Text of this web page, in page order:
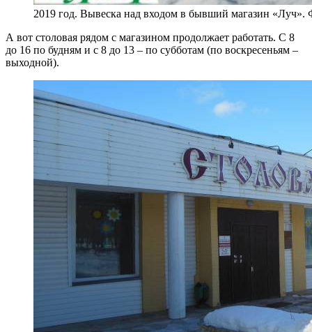
2019 год. Вывеска над входом в бывший магазин
А вот столовая рядом с магазином продолжает работать. С 8
до 16 по будням и с 8 до 13 – по субботам (по воскресеньям –
выходной).